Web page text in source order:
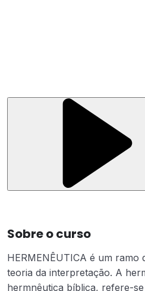
Sobre o curso
HERMENÊUTICA é um ramo
teoria da interpretação. A
hermnêutica bíblica, refere-